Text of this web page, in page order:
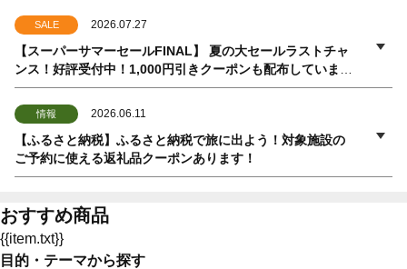
SALE 2026.07.27
【スーパーサマーセールFINAL】 夏の大セールラストチャ
ンス！好評受付中！1,000円引きクーポンも配布していま
す！
情報 2026.06.11
【ふるさと納税】ふるさと納税で旅に出よう！対象施設の
ご予約に使える返礼品クーポンあります！
おすすめ商品
{{item.txt}}
目的・テーマから探す